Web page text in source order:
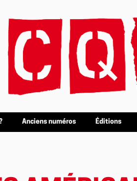
Anciens numéros Éditions